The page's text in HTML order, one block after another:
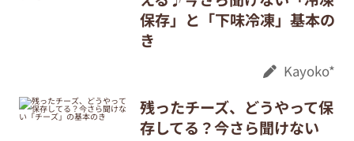
保存」と「下味冷凍」基本の
き
Kayoko*
残ったチーズ、どうやって保
存してる？今さら聞けない